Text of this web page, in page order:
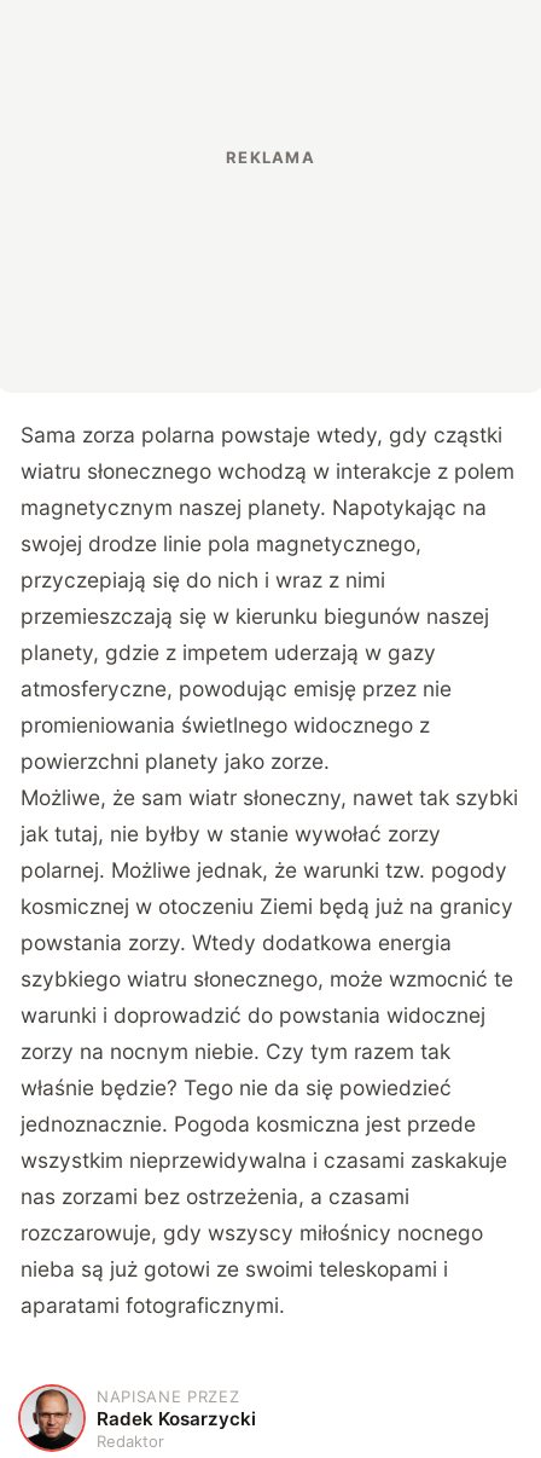
Sama zorza polarna powstaje wtedy, gdy cząstki
wiatru słonecznego wchodzą w interakcje z polem
magnetycznym naszej planety. Napotykając na
swojej drodze linie pola magnetycznego,
przyczepiają się do nich i wraz z nimi
przemieszczają się w kierunku biegunów naszej
planety, gdzie z impetem uderzają w gazy
atmosferyczne, powodując emisję przez nie
promieniowania świetlnego widocznego z
powierzchni planety jako zorze.
Możliwe, że sam wiatr słoneczny, nawet tak szybki
jak tutaj, nie byłby w stanie wywołać zorzy
polarnej. Możliwe jednak, że warunki tzw. pogody
kosmicznej w otoczeniu Ziemi będą już na granicy
powstania zorzy. Wtedy dodatkowa energia
szybkiego wiatru słonecznego, może wzmocnić te
warunki i doprowadzić do powstania widocznej
zorzy na nocnym niebie. Czy tym razem tak
właśnie będzie? Tego nie da się powiedzieć
jednoznacznie. Pogoda kosmiczna jest przede
wszystkim nieprzewidywalna i czasami zaskakuje
nas zorzami bez ostrzeżenia, a czasami
rozczarowuje, gdy wszyscy miłośnicy nocnego
nieba są już gotowi ze swoimi teleskopami i
aparatami fotograficznymi.
R
NAPISANE PRZEZ
Radek Kosarzycki
Redaktor